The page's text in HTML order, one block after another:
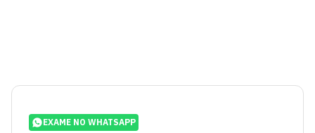
EXAME NO WHATSAPP